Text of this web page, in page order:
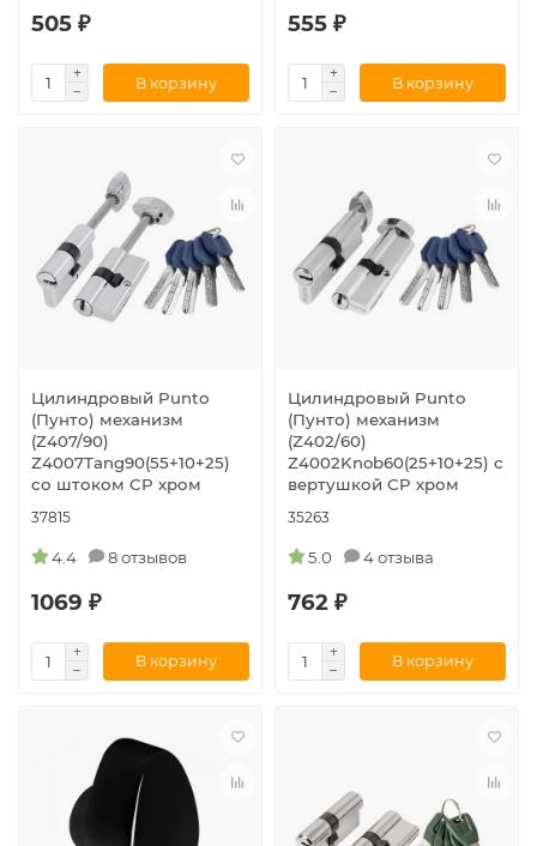
505 ₽
В корзину
555 ₽
В корзину
Цилиндровый Punto
(Пунто) механизм
(Z407/90)
Z4007Tang90(55+10+25)
со штоком CP хром
37815
4.4 8 отзывов
1069 ₽
В корзину
Цилиндровый Punto
(Пунто) механизм
(Z402/60)
Z4002Knob60(25+10+25) с
вертушкой CP хром
35263
5.0 4 отзыва
762 ₽
В корзину